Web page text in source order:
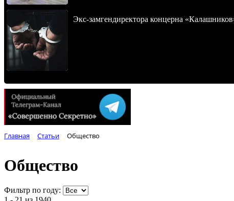
Экс-замгендиректора концерна
Главная Статьи Общество
Общество
Фильтр по году: